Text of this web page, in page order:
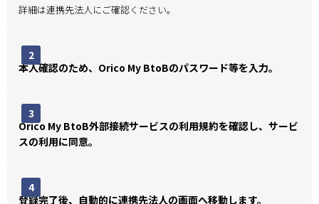
詳細は連携先法人にご確認ください。
2
本人確認のため、Orico My BtoBのパスワード等を入力。
3
Orico My BtoB外部接続サービスの利用規約を確認し、サービ
スの利用に同意。
4
登録完了後、自動的に連携先法人の画面へ移動します。